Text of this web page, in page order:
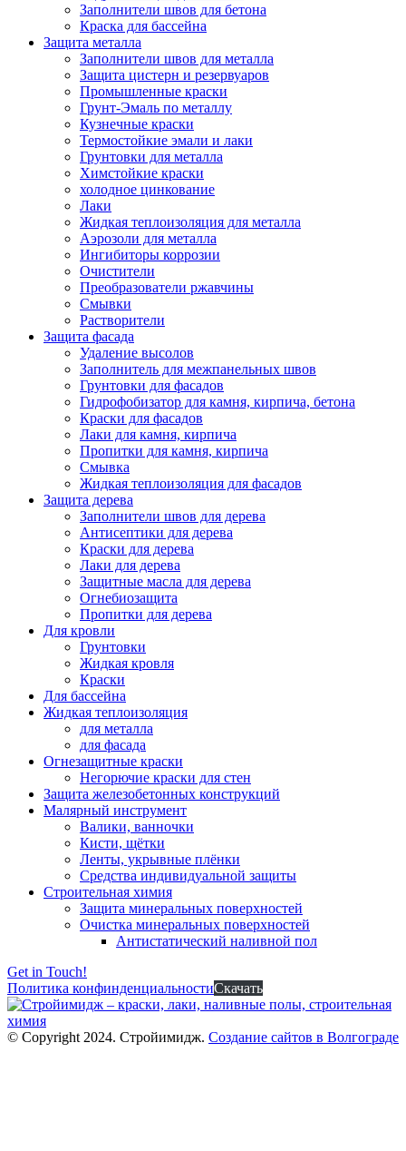
Заполнители швов для бетона
Краска для бассейна
Защита металла
Заполнители швов для металла
Защита цистерн и резервуаров
Промышленные краски
Грунт-Эмаль по металлу
Кузнечные краски
Термостойкие эмали и лаки
Грунтовки для металла
Химстойкие краски
холодное цинкование
Лаки
Жидкая теплоизоляция для металла
Аэрозоли для металла
Ингибиторы коррозии
Очистители
Преобразователи ржавчины
Смывки
Растворители
Защита фасада
Удаление высолов
Заполнитель для межпанельных швов
Грунтовки для фасадов
Гидрофобизатор для камня, кирпича, бетона
Краски для фасадов
Лаки для камня, кирпича
Пропитки для камня, кирпича
Смывка
Жидкая теплоизоляция для фасадов
Защита дерева
Заполнители швов для дерева
Антисептики для дерева
Краски для дерева
Лаки для дерева
Защитные масла для дерева
Огнебиозащита
Пропитки для дерева
Для кровли
Грунтовки
Жидкая кровля
Краски
Для бассейна
Жидкая теплоизоляция
для металла
для фасада
Огнезащитные краски
Негорючие краски для стен
Защита железобетонных конструкций
Малярный инструмент
Валики, ванночки
Кисти, щётки
Ленты, укрывные плёнки
Средства индивидуальной защиты
Строительная химия
Защита минеральных поверхностей
Очистка минеральных поверхностей
Антистатический наливной пол
Get in Touch!
Политика конфинденциальностиСкачать
© Copyright 2024. Стройимидж. Создание сайтов в Волгограде